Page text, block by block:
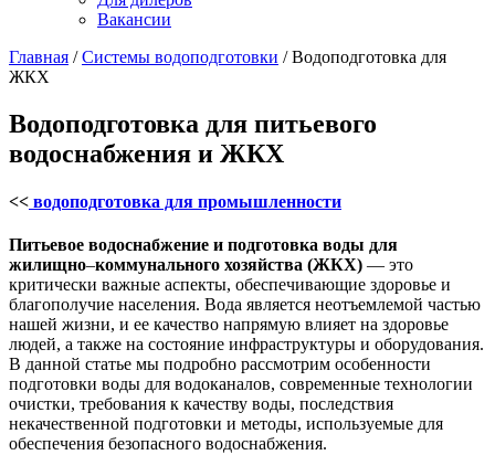
Вакансии
Главная /Системы водоподготовки /Водоподготовка для
ЖКХ
Водоподготовка для питьевого
водоснабжения и ЖКХ
<< водоподготовка для промышленности
Питьевое водоснабжение и подготовка воды для
жилищно–коммунального хозяйства (ЖКХ) — это
критически важные аспекты, обеспечивающие здоровье и
благополучие населения. Вода является неотъемлемой частью
нашей жизни, и ее качество напрямую влияет на здоровье
людей, а также на состояние инфраструктуры и оборудования.
В данной статье мы подробно рассмотрим особенности
подготовки воды для водоканалов, современные технологии
очистки, требования к качеству воды, последствия
некачественной подготовки и методы, используемые для
обеспечения безопасного водоснабжения.